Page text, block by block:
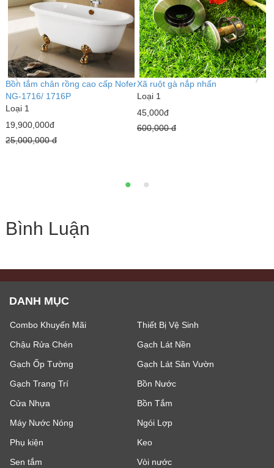
Bồn tắm chân rồng cao cấp Nofer
NG-1716/ 1716P
Loại 1
19,900,000đ
25,000,000 đ
Xã ruột gà nắp nhấn
Loại 1
45,000đ
600,000 đ
Bình Luận
DANH MỤC
Combo Khuyến Mãi
Thiết Bị Vệ Sinh
Chậu Rửa Chén
Gạch Lát Nền
Gạch Ốp Tường
Gạch Lát Sân Vườn
Gạch Trang Trí
Bồn Nước
Cửa Nhựa
Bồn Tắm
Máy Nước Nóng
Ngói Lợp
Phụ kiện
Keo
Sen tắm
Vòi nước